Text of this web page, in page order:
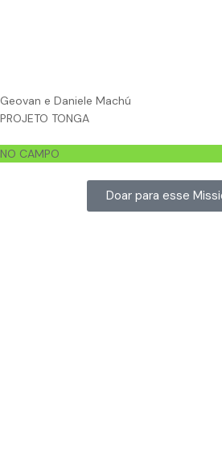
Geovan e Daniele Machú
PROJETO TONGA
NO CAMPO
Doar para esse